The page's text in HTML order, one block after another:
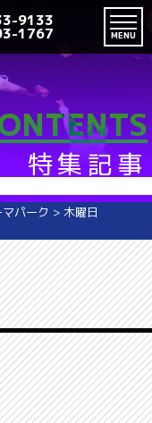
9133
1767 MENU
特集記事
パーク > 木曜日